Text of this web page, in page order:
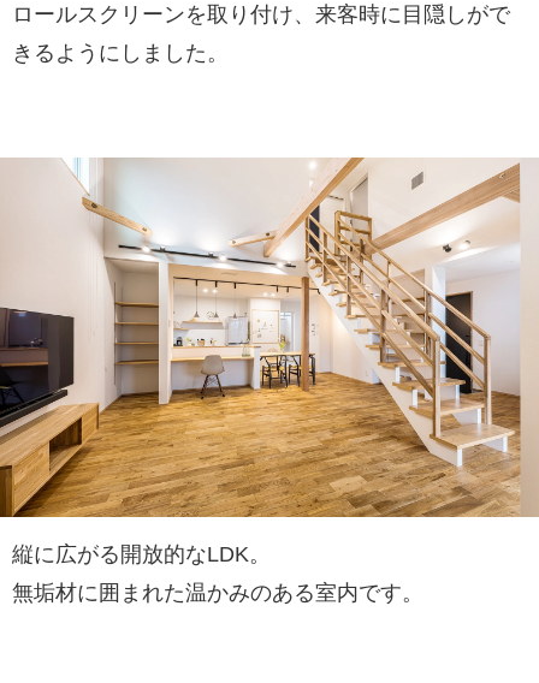
ロールスクリーンを取り付け、来客時に目隠しがで
きるようにしました。
縦に広がる開放的なLDK。
無垢材に囲まれた温かみのある室内です。